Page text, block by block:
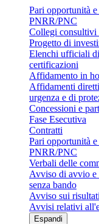
Pari opportunità
PNRR/PNC
Collegi consultivi
Progetto di
Elenchi ufficiali
certificazioni
Affidamento in
Affidamenti
urgenza e di
Concessioni e
Fase Esecutiva
Contratti
Pari opportunità
PNRR/PNC
Verbali delle
Avviso di avvio e
senza bando
Avviso sui
Avvisi relativi
Espandi